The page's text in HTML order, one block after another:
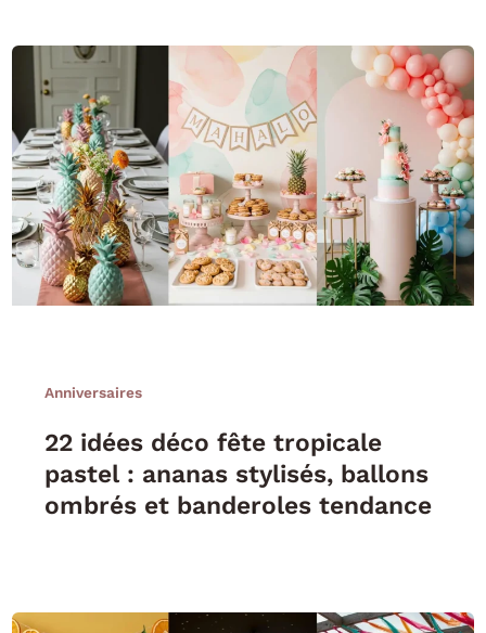
Anniversaires
22 idées déco fête tropicale
pastel : ananas stylisés, ballons
ombrés et banderoles tendance